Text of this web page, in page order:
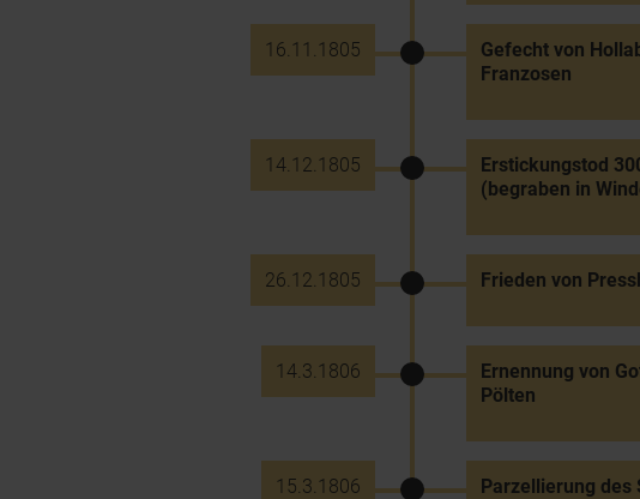
16.11.1805
Gefecht von
Franzosen
14.12.1805
Erstickungstod
(begraben in
26.12.1805 Frieden von
14.3.1806
Ernennung von
Pölten
15.3.1806 Parzellierung des